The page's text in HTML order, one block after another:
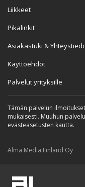
Liikkeet
Pikalinkit
Asiakastuki &
Käyttöehdot
Palvelut yrityksille
Tämän palvelun
mukaisesti. Muuhun
evästeasetusten kautta.
Alma Media Finland Oy